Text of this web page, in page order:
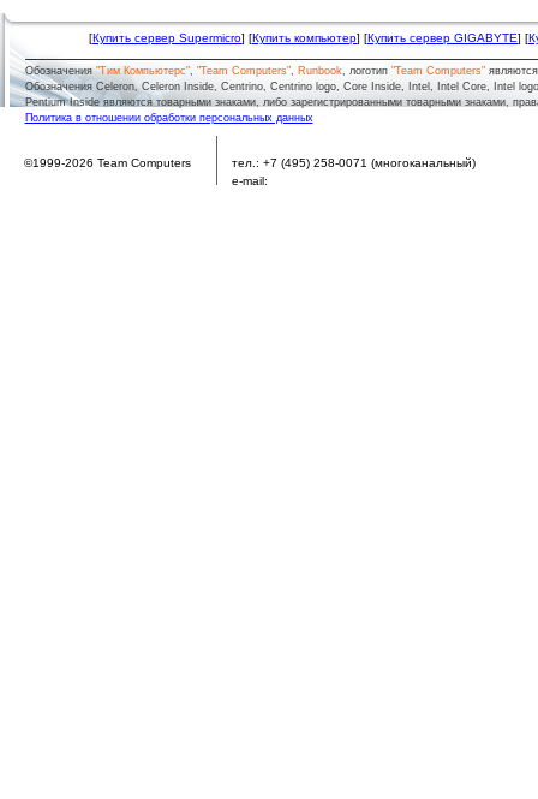
[Купить сервер Supermicro] [Купить компьютер] [Купить сервер GIGABYTE] [
Обозначения"Тим Компьютерс", "Team Computers", Runbook, логотип "Team Computers"
Обозначения Celeron, Celeron Inside, Centrino, Centrino logo, Core Inside, Intel, Intel Core, Intel
Pentium Inside являются товарными знаками, либо зарегистрированными товарными знаками,
Политика в отношении обработки персональных данных
©1999-2026 Team Computers
тел.: +7 (495) 258-0071 (многоканальный)
e-mail: